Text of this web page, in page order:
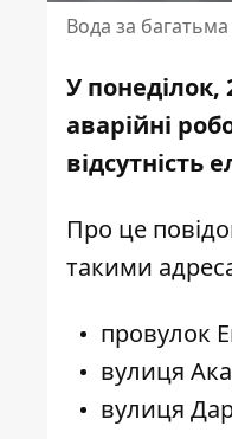
Вода за
У
аварійні
відсутність
Про це
такими
провулок
вулиця
вулиця